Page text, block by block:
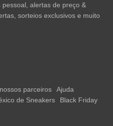
alertas de preço &
sorteios exclusivos e muito
parceiros
Ajuda
de Sneakers
Black Friday